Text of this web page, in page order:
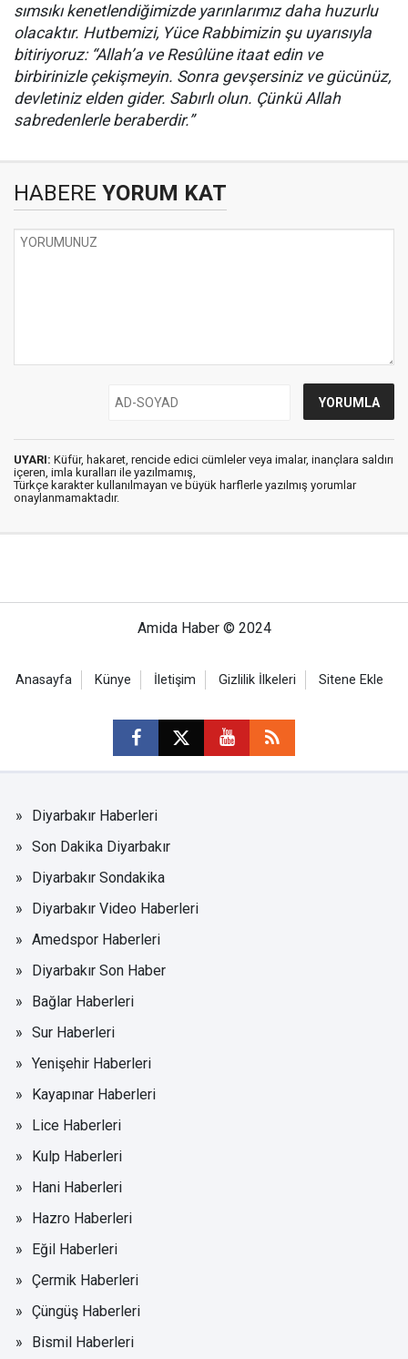
sımsıkı kenetlendiğimizde yarınlarımız daha huzurlu
olacaktır. Hutbemizi, Yüce Rabbimizin şu uyarısıyla
bitiriyoruz: “Allah’a ve Resûlüne itaat edin ve
birbirinizle çekişmeyin. Sonra gevşersiniz ve gücünüz,
devletiniz elden gider. Sabırlı olun. Çünkü Allah
sabredenlerle beraberdir.”
HABERE YORUM KAT
UYARI: Küfür, hakaret, rencide edici cümleler veya imalar, inançlara saldırı
içeren, imla kuralları ile yazılmamış,
Türkçe karakter kullanılmayan ve büyük harflerle yazılmış yorumlar
onaylanmamaktadır.
Amida Haber © 2024
Anasayfa Künye İletişim Gizlilik İlkeleri Sitene Ekle
Diyarbakır Haberleri
Son Dakika Diyarbakır
Diyarbakır Sondakika
Diyarbakır Video Haberleri
Amedspor Haberleri
Diyarbakır Son Haber
Bağlar Haberleri
Sur Haberleri
Yenişehir Haberleri
Kayapınar Haberleri
Lice Haberleri
Kulp Haberleri
Hani Haberleri
Hazro Haberleri
Eğil Haberleri
Çermik Haberleri
Çüngüş Haberleri
Bismil Haberleri